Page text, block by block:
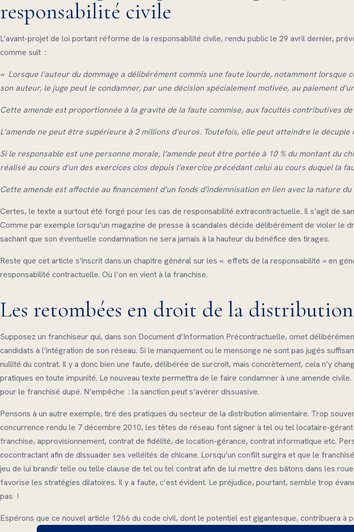
responsabilité civile
L’avant-projet de loi portant réforme de la responsabilité civile, rendu public le 29 avril dernier,
comme suit :
« Lorsque l’auteur du dommage a délibérément commis une faute lourde, notamment lorsque
son auteur, le juge peut le condamner, par une décision spécialement motivée, au paiement
Cette amende est proportionnée à la gravité de la faute commise, aux facultés contributives
L’amende ne peut être supérieure à 2 millions d’euros. Toutefois, elle peut atteindre le
Si le responsable est une personne morale, l’amende peut être portée à 10 % du montant du
réalisé au cours d’un des exercices clos depuis l’exercice précédant celui au cours duquel la
Cette amende est affectée au financement d’un fonds d’indemnisation en lien avec la nature
Certes, le texte a surtout été forgé pour les cas de responsabilité extracontractuelle. Il s’agit de
Comme par exemple lorsqu’un magazine de presse à scandales décide délibérément de violer le
sachant que son éventuelle condamnation ne sera jamais à la hauteur du bénéfice des tirages.
Reste que cet article s’inscrit dans un chapitre général sur les « effets de la responsabilité » en
responsabilité contractuelle. Où l’on en vient à la franchise.
Les retombées en droit de la distribution
Supposez un franchiseur qui, dans son Document d’Information Précontractuelle, omet
candidats à l’intégration de son réseau. Si le manquement ou le mensonge ne sont pas jugés
nullité du contrat. Il y a donc bien une faute, délibérée de surcroît, mais concrètement, cela n’y
pratiques en toute impunité. Le nouveau texte permettra de le faire condamner à une amende
pour le franchisé dupé. N’empêche : la sanction peut s’avérer dissuasive.
Pensons à un autre exemple, tiré des pratiques du secteur de la distribution alimentaire. Trop
concurrence rendu le 7 décembre 2010, les têtes de réseau font signer à tel ou tel locataire-
franchise, approvisionnement, contrat de fidélité, de location-gérance, contrat informatique etc.
cocontractant afin de dissuader ses velléités de chicane. Lorsqu’un conflit surgira et que le
jeu de lui brandir telle ou telle clause de tel ou tel contrat afin de lui mettre des bâtons dans les
favorise les stratégies dilatoires. Il y a faute, c’est évident. Le préjudice, pourtant, semble trop
pas !
Espérons que ce nouvel article 1266 du code civil, dont le potentiel est gigantesque, contribuera à